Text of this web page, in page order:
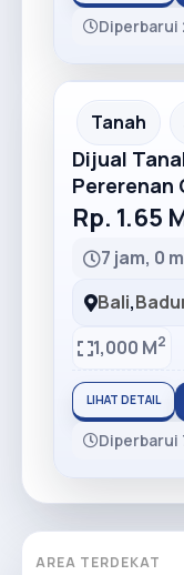
Diperbarui
Tanah
Dijual
Pererenan
Rp. 1.65
7 jam, 0
Bali,
1,000 M2
LIHAT DETAIL
Diperbarui
AREA TERDEKAT